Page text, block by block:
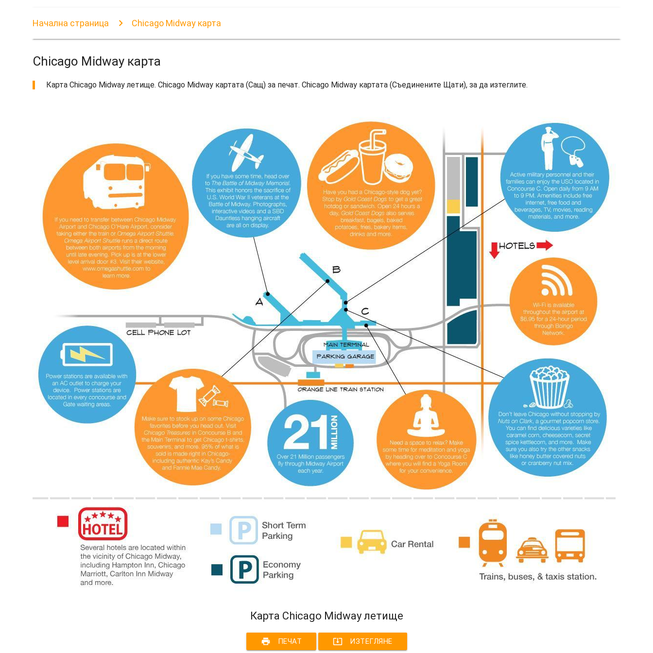
Начална страница Chicago Midway карта
Chicago Midway карта
Карта Chicago Midway летище. Chicago Midway картата (Сащ) за печат. Chicago Midway картата (Съединените Щати), за да изтеглите.
Карта Chicago Midway летище
print ПЕЧАТ system_update_alt ИЗТЕГЛЯНЕ